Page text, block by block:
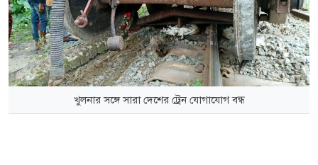
খুলনার সঙ্গে সারা দেশের ট্রেন যোগাযোগ বন্ধ